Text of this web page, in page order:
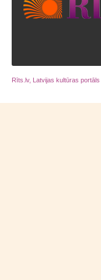
Rīts.lv, Latvijas kultūras portāls